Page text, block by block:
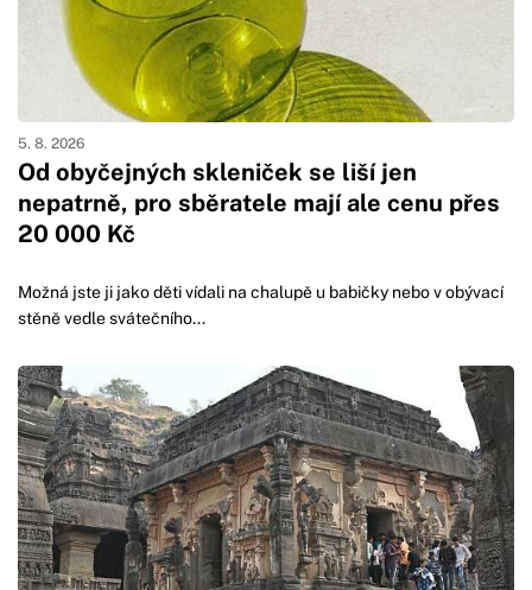
Od obyčejných skleniček se liší jen
nepatrně, pro sběratele mají ale cenu přes
20 000 Kč
5. 8. 2026
Možná jste ji jako děti vídali na chalupě u babičky nebo v obývací
stěně vedle svátečního...